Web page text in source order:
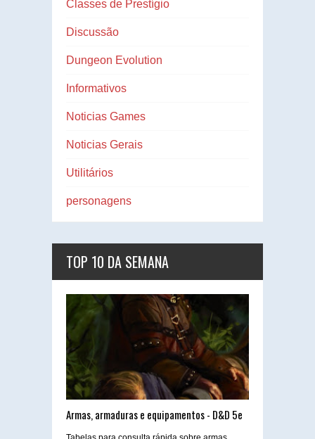
Classes de Prestígio
Discussão
Dungeon Evolution
Informativos
Noticias Games
Noticias Gerais
Utilitários
personagens
TOP 10 DA SEMANA
Armas, armaduras e equipamentos - D&D 5e